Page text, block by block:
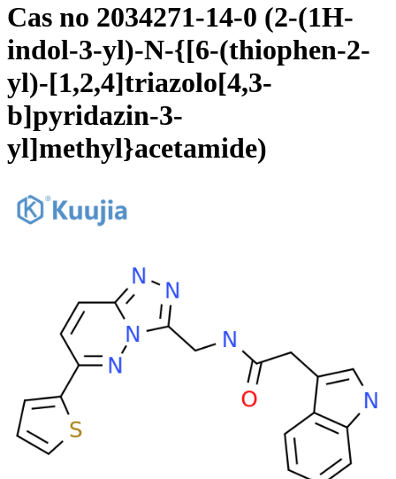
Cas no 2034271-14-0 (2-(1H-
indol-3-yl)-N-{[6-(thiophen-2-
yl)-[1,2,4]triazolo[4,3-
b]pyridazin-3-
yl]methyl}acetamide)